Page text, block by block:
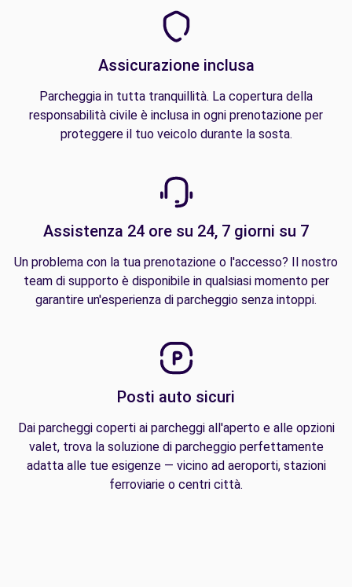
Assicurazione inclusa
Parcheggia in tutta tranquillità. La copertura della
responsabilità civile è inclusa in ogni prenotazione per
proteggere il tuo veicolo durante la sosta.
Assistenza 24 ore su 24, 7 giorni su 7
Un problema con la tua prenotazione o l'accesso? Il nostro
team di supporto è disponibile in qualsiasi momento per
garantire un'esperienza di parcheggio senza intoppi.
Posti auto sicuri
Dai parcheggi coperti ai parcheggi all'aperto e alle opzioni
valet, trova la soluzione di parcheggio perfettamente
adatta alle tue esigenze — vicino ad aeroporti, stazioni
ferroviarie o centri città.